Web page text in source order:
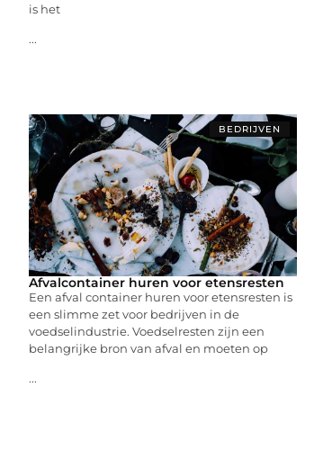
is het
...
BEDRIJVEN
Afvalcontainer huren voor etensresten
Een afval container huren voor etensresten is
een slimme zet voor bedrijven in de
voedselindustrie. Voedselresten zijn een
belangrijke bron van afval en moeten op
...